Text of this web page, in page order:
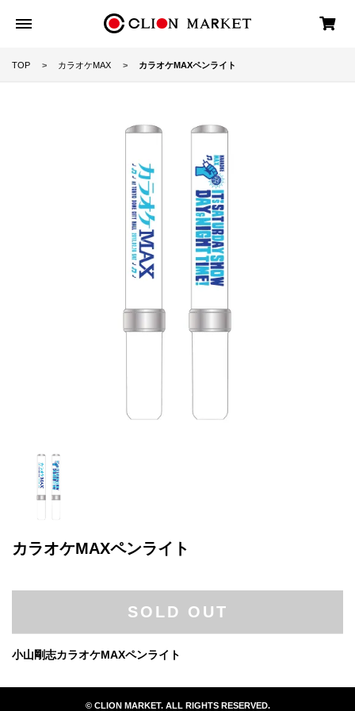
TOP カラオケMAX カラオケMAXペンライト
カラオケMAXペンライト
SOLD OUT
小山剛志カラオケMAXペンライト
© CLION MARKET. ALL RIGHTS RESERVED.